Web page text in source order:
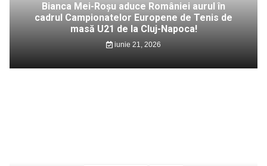
Bianca Mei-Roșu aduce României aurul în
cadrul Campionatelor Europene de Tenis de
masă U21 de la Cluj-Napoca!
iunie 21, 2026